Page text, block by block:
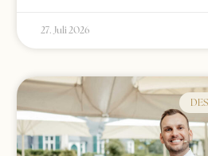
27. Juli 2026